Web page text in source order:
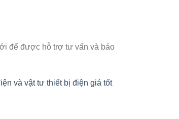
để được hỗ trợ tư vấn và báo
và vật tư thiết bị điện giá tốt